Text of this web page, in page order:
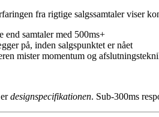
fra rigtige salgssamtaler viser
end samtaler med 500ms+
på, inden salgspunktet er nået
mister momentum og
designspecifikationen. Sub-300ms